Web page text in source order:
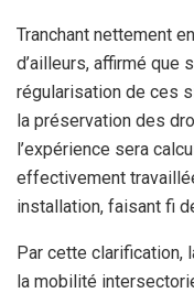
Tranchant nettement
d’ailleurs, affirmé que
régularisation de ces
la préservation des
l’expérience sera
effectivement
installation, faisant fi
Par cette clarification,
la mobilité